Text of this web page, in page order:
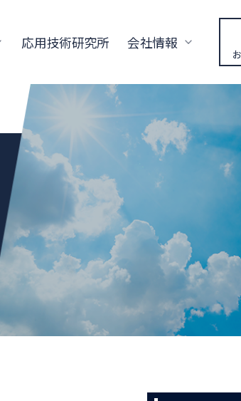
応用技術研究所 会社情報